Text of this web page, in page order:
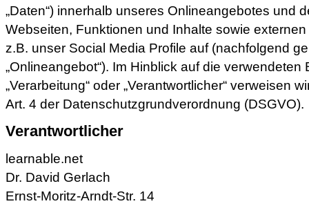
„Daten“) innerhalb unseres Onlineangebotes und
Webseiten, Funktionen und Inhalte sowie
z.B. unser Social Media Profile auf (nachfolgend
„Onlineangebot“). Im Hinblick auf die verwendeten
„Verarbeitung“ oder „Verantwortlicher“ verweisen
Art. 4 der Datenschutzgrundverordnung (DSGVO).
Verantwortlicher
learnable.net
Dr. David Gerlach
Ernst-Moritz-Arndt-Str. 14